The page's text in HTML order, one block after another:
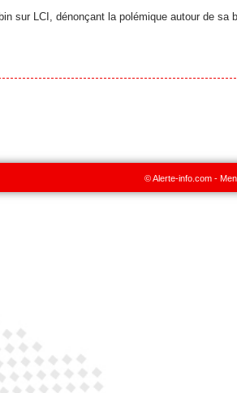
sur LCI, dénonçant la polémique autour de sa
© Alerte-info.com -